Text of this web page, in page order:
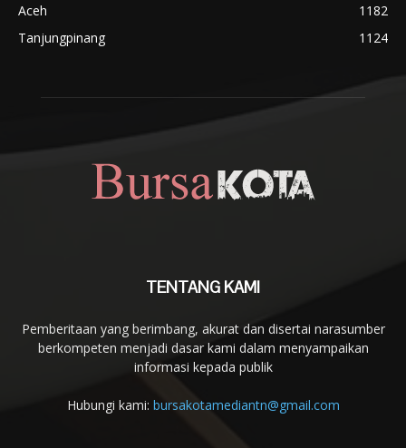
Aceh
1182
Tanjungpinang
1124
TENTANG KAMI
Pemberitaan yang berimbang, akurat dan disertai narasumber
berkompeten menjadi dasar kami dalam menyampaikan
informasi kepada publik
Hubungi kami: bursakotamediantn@gmail.com